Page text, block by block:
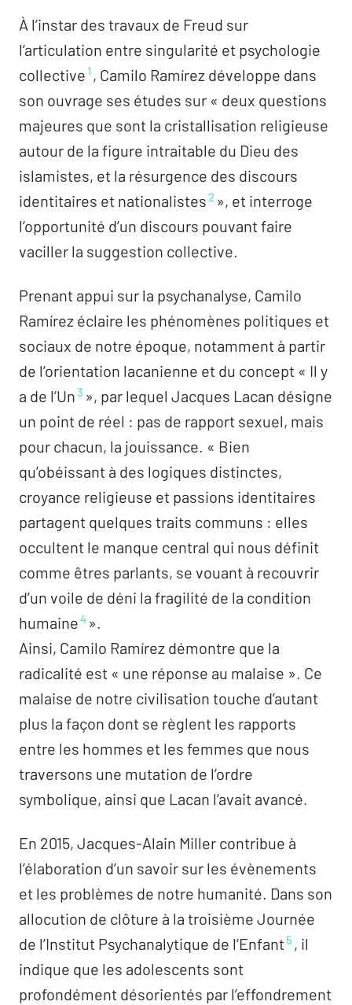
À lire…
Marc Sugers consacre un article à l’ouvrage
dansLacan Quotidienn°871 du 02 mars 2021. À
lire ici.
Le 29 mars 2020, Laurent Dumoulin interview
Camillo Ramirez sur son livre, à retrouver sur
L‘Hebdo-blog n°197.
À l’instar des travaux de Freud sur
l’articulation entre singularité et psychologie
collective 1 , Camilo Ramírez développe dans
son ouvrage ses études sur « deux questions
majeures que sont la cristallisation religieuse
autour de la figure intraitable du Dieu des
islamistes, et la résurgence des discours
identitaires et nationalistes 2 », et interroge
l’opportunité d’un discours pouvant faire
vaciller la suggestion collective.
Prenant appui sur la psychanalyse, Camilo
Ramírez éclaire les phénomènes politiques et
sociaux de notre époque, notamment à partir
de l’orientation lacanienne et du concept « Il y
a de l’Un3 », par lequel Jacques Lacan désigne
un point de réel : pas de rapport sexuel, mais
pour chacun, la jouissance. « Bien
qu’obéissant à des logiques distinctes,
croyance religieuse et passions identitaires
partagent quelques traits communs : elles
occultent le manque central qui nous définit
comme êtres parlants, se vouant à recouvrir
d’un voile de déni la fragilité de la condition
humaine4 ».
Ainsi, Camilo Ramírez démontre que la
radicalité est « une réponse au malaise ». Ce
malaise de notre civilisation touche d’autant
plus la façon dont se règlent les rapports
entre les hommes et les femmes que nous
traversons une mutation de l’ordre
symbolique, ainsi que Lacan l’avait avancé.
En 2015, Jacques-Alain Miller contribue à
l’élaboration d’un savoir sur les évènements
et les problèmes de notre humanité. Dans son
allocution de clôture à la troisième Journée
de l’Institut Psychanalytique de l’Enfant5 , il
indique que les adolescents sont
profondément désorientés par l’effondrement